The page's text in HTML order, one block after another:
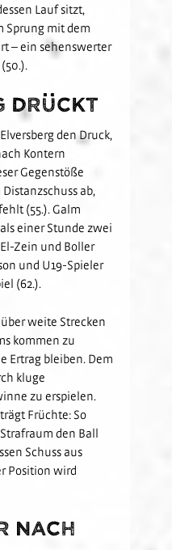
Lauf sitzt,
Sprung mit dem
– ein sehenswerter
drückt
den Druck,
Kontern
Gegenstöße
ab,
(55.). Galm
einer Stunde zwei
Zein und Boller
und U19-Spieler
(62.).
weite Strecken
kommen zu
Ertrag bleiben. Dem
kluge
zu erspielen.
Früchte: So
den Ball
Schuss aus
Position wird
nach